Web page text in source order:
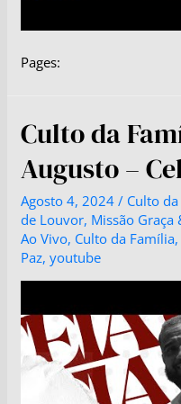
Pages:
Culto da
Augusto –
Agosto 4, 2024 / Culto
de Louvor, Missão Graça
Ao Vivo, Culto da Família,
Paz,youtube